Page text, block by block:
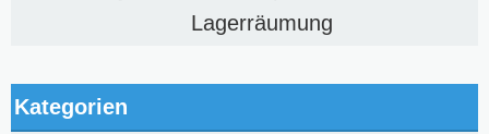
Lagerräumung
Kategorien